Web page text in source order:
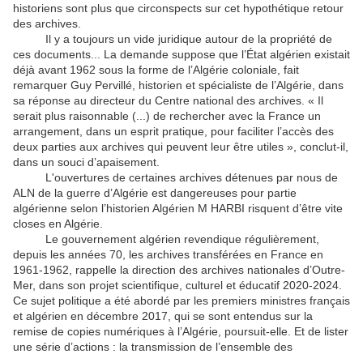
historiens sont plus que circonspects sur cet hypothétique retour
des archives.
Il y a toujours un vide juridique autour de la propriété de
ces documents... La demande suppose que l’État algérien existait
déjà avant 1962 sous la forme de l’Algérie coloniale, fait
remarquer Guy Pervillé, historien et spécialiste de l’Algérie, dans
sa réponse au directeur du Centre national des archives. « Il
serait plus raisonnable (...) de rechercher avec la France un
arrangement, dans un esprit pratique, pour faciliter l’accès des
deux parties aux archives qui peuvent leur être utiles », conclut-il,
dans un souci d’apaisement.
L'ouvertures de certaines archives détenues par nous de
ALN de la guerre d’Algérie est dangereuses pour partie
algérienne selon l’historien Algérien M HARBI risquent d’être vite
closes en Algérie.
Le gouvernement algérien revendique régulièrement,
depuis les années 70, les archives transférées en France en
1961-1962, rappelle la direction des archives nationales d’Outre-
Mer, dans son projet scientifique, culturel et éducatif 2020-2024.
Ce sujet politique a été abordé par les premiers ministres français
et algérien en décembre 2017, qui se sont entendus sur la
remise de copies numériques à l’Algérie, poursuit-elle. Et de lister
une série d’actions : la transmission de l’ensemble des